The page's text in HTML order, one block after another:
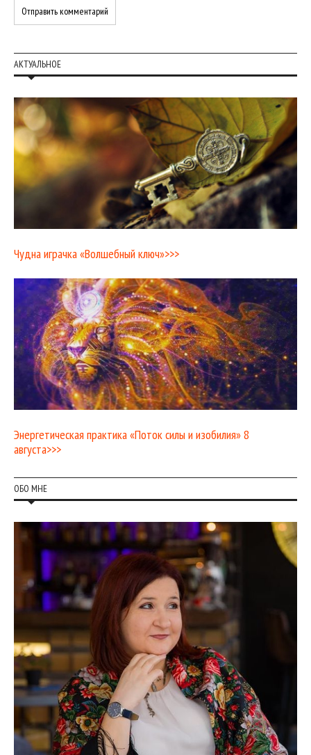
АКТУАЛЬНОЕ
Чудна играчка «Волшебный ключ»>>>
Энергетическая практика «Поток силы и изобилия» 8
августа>>>
ОБО МНЕ